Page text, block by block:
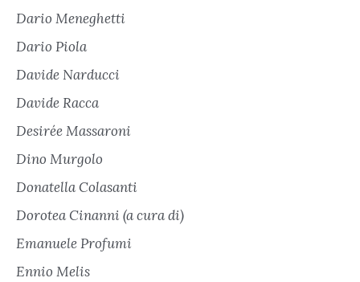
Dario Meneghetti
Dario Piola
Davide Narducci
Davide Racca
Desirée Massaroni
Dino Murgolo
Donatella Colasanti
Dorotea Cinanni (a cura di)
Emanuele Profumi
Ennio Melis